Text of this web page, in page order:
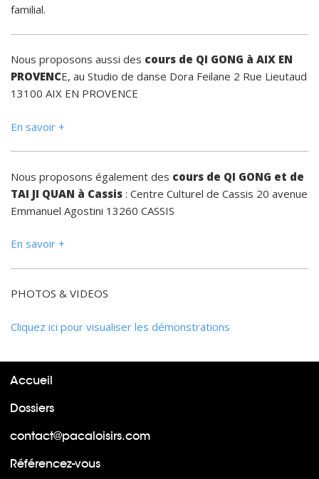
familial.
Nous proposons aussi des cours de QI GONG à AIX EN
PROVENCE, au Studio de danse Dora Feilane 2 Rue Lieutaud
13100 AIX EN PROVENCE
En savoir +
Nous proposons également des cours de QI GONG et de
TAI JI QUAN à Cassis : Centre Culturel de Cassis 20 avenue
Emmanuel Agostini 13260 CASSIS
En savoir +
PHOTOS & VIDEOS
Cliquez ici pour visualiser les démonstrations
Accueil
Dossiers
contact@pacaloisirs.com
Référencez-vous